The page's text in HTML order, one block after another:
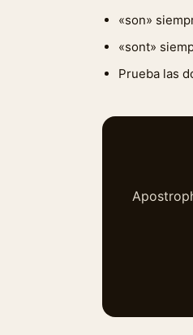
«son»
«sont»
Prueba las